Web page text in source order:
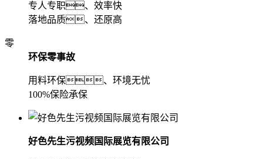
专人专职、效率快
落地品质、还原高
零
环保零事故
用料环保、环境无忧
100%保险承保
好色先生污视频国际展览有限公司